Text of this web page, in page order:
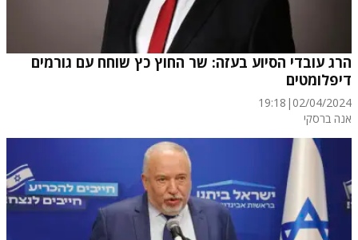
הרג עובדי הסיוע בעזה: שר החוץ כץ שוחח עם גורמים
דיפלומטים
02/04/2024
|
19:18
אנה ברסקי